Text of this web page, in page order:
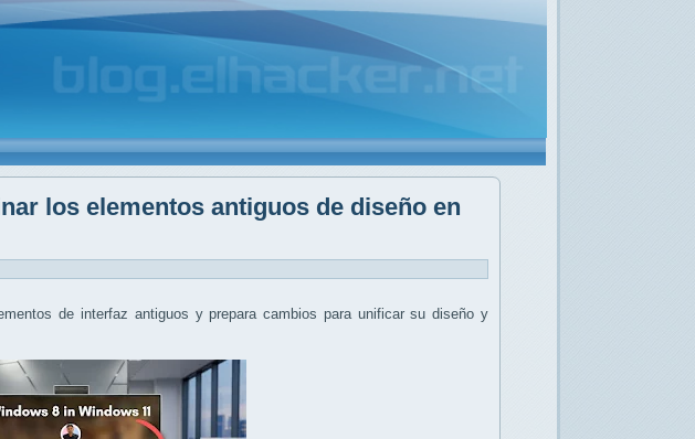
los elementos antiguos de diseño en
de interfaz antiguos y prepara cambios para unificar su diseño y